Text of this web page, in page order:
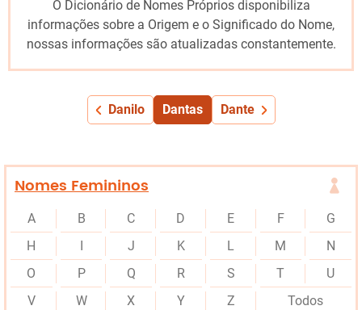
O Dicionário de Nomes Próprios disponibiliza
informações sobre a Origem e o Significado do Nome,
nossas informações são atualizadas constantemente.
Danilo Dantas Dante
Nomes Femininos
A B C D E F
G
H
J K L M
N
O
P Q R S T
U
V
W X Y Z Todos